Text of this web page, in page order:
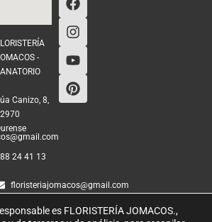
-
Canizo, 8,
24 41 13
floristeriajomacos@gmail.com
es FLORISTERÍA JOMACOS.,